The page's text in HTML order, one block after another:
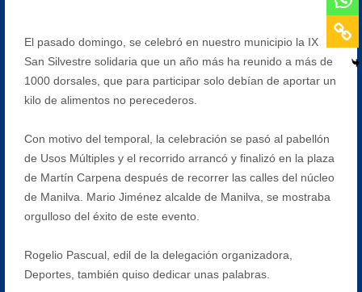
El pasado domingo, se celebró en nuestro municipio la IX
San Silvestre solidaria que un año más ha reunido a más de
1000 dorsales, que para participar solo debían de aportar un
kilo de alimentos no perecederos.
Con motivo del temporal, la celebración se pasó al pabellón
de Usos Múltiples y el recorrido arrancó y finalizó en la plaza
de Martín Carpena después de recorrer las calles del núcleo
de Manilva. Mario Jiménez alcalde de Manilva, se mostraba
orgulloso del éxito de este evento.
Rogelio Pascual, edil de la delegación organizadora,
Deportes, también quiso dedicar unas palabras.